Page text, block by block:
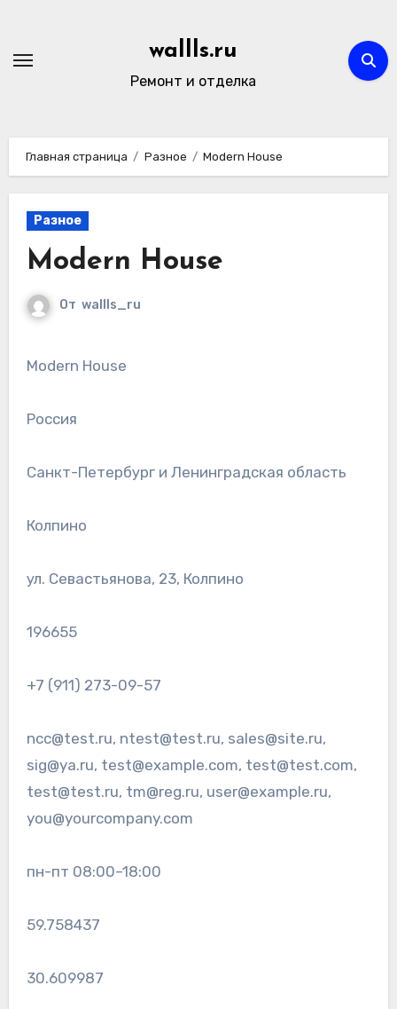
содержимому
wallls.ru
Ремонт и отделка
Главная страница Разное Modern House
Разное
Modern House
От wallls_ru
Modern House
Россия
Санкт-Петербург и Ленинградская область
Колпино
ул. Севастьянова, 23, Колпино
196655
+7 (911) 273-09-57
ncc@test.ru, ntest@test.ru, sales@site.ru,
sig@ya.ru, test@example.com, test@test.com,
test@test.ru, tm@reg.ru, user@example.ru,
you@yourcompany.com
пн-пт 08:00–18:00
59.758437
30.609987